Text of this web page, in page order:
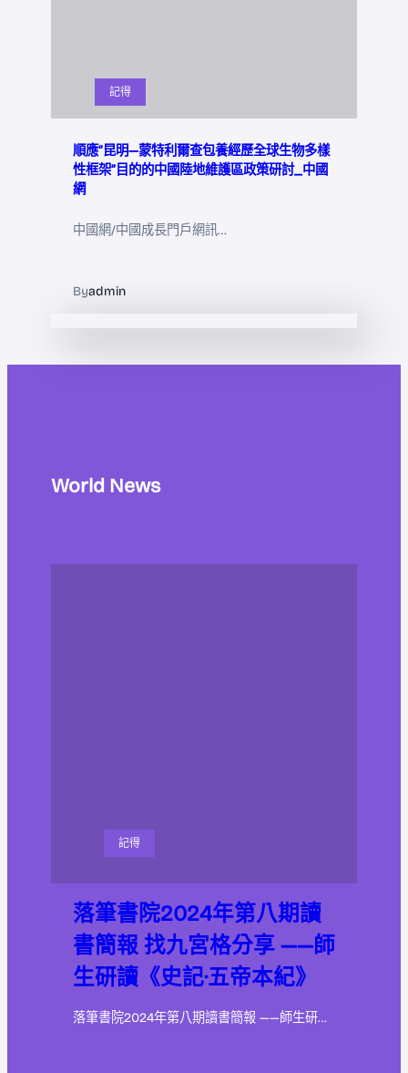
記得
順應“昆明—蒙特利爾查包養經歷全球生物多樣
性框架”目的的中國陸地維護區政策研討_中國
網
中國網/中國成長門戶網訊…
Byadmin
World News
記得
落筆書院2024年第八期讀
書簡報 找九宮格分享 ——師
生研讀《史記·五帝本紀》
落筆書院2024年第八期讀書簡報 ——師生研…